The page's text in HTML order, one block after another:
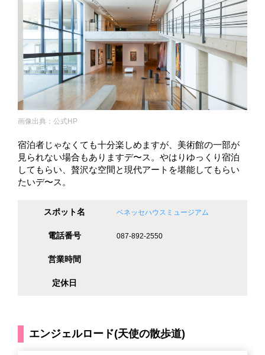
画像出典：公式HP
宿泊者じゃなくても十分楽しめますが、美術館の一部が
見られない場合もありますデ〜ス。やはりゆっくり宿泊
してもらい、贅沢な空間と現代アートを堪能してもらい
たいデ〜ス。
スポット名 ベネッセハウスミュージアム
電話番号 087-892-2550
営業時間
定休日
エンジェルロード(天使の散歩道)